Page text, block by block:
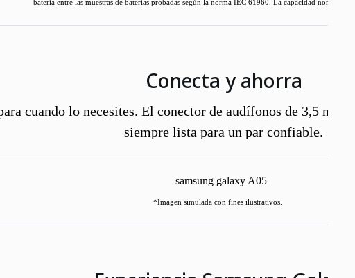
batería entre las muestras de baterías probadas según la norma IEC 61960. La capacidad nominal
Conecta y ahorra
cuando lo necesites. El conector de audífonos de 3,5 mm
siempre lista para un par confiable.
*Imagen simulada con fines ilustrativos.